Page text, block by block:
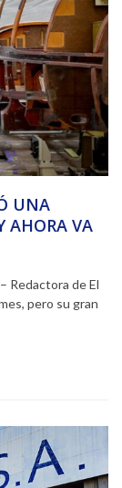
UNA
AHORA VA
Redactora de El
pero su gran